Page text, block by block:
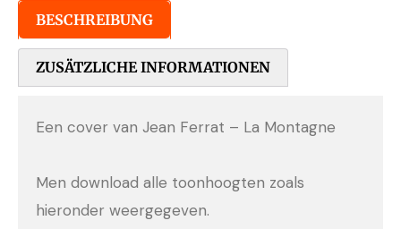
BESCHREIBUNG
ZUSÄTZLICHE INFORMATIONEN
Een cover van Jean Ferrat – La Montagne
Men download alle toonhoogten zoals
hieronder weergegeven.